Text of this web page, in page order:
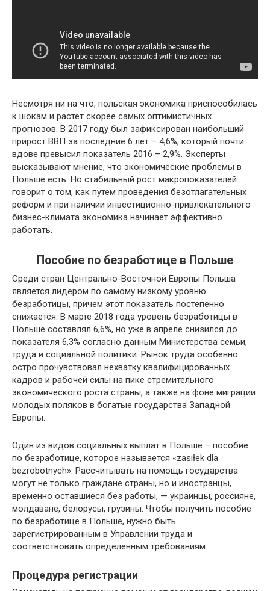
Несмотря ни на что, польская экономика приспособилась
к шокам и растет скорее самых оптимистичных
прогнозов. В 2017 году был зафиксирован наибольший
прирост ВВП за последние 6 лет – 4,6%, который почти
вдове превысил показатель 2016 – 2,9%. Эксперты
высказывают мнение, что экономические проблемы в
Польше есть. Но стабильный рост макропоказателей
говорит о том, как путем проведения безотлагательных
реформ и при наличии инвестиционно-привлекательного
бизнес-климата экономика начинает эффективно
работать.
Пособие по безработице в Польше
Среди стран Центрально-Восточной Европы Польша
является лидером по самому низкому уровню
безработицы, причем этот показатель постепенно
снижается. В марте 2018 года уровень безработицы в
Польше составлял 6,6%, но уже в апреле снизился до
показателя 6,3% согласно данным Министерства семьи,
труда и социальной политики. Рынок труда особенно
остро прочувствовал нехватку квалифицированных
кадров и рабочей силы на пике стремительного
экономического роста страны, а также на фоне миграции
молодых поляков в богатые государства Западной
Европы.
Один из видов социальных выплат в Польше – пособие
по безработице, которое называется «zasiłek dla
bezrobotnych». Рассчитывать на помощь государства
могут не только граждане страны, но и иностранцы,
временно оставшиеся без работы, — украинцы, россияне,
молдаване, белорусы, грузины. Чтобы получить пособие
по безработице в Польше, нужно быть
зарегистрированным в Управлении труда и
соответствовать определенным требованиям.
Процедура регистрации